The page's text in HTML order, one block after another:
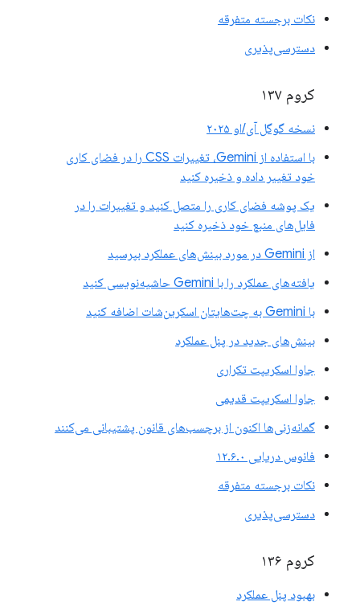
نکات برجسته متفرقه
دسترسی‌پذیری
کروم ۱۳۷
نسخه گوگل آی/او ۲۰۲۵
با استفاده از Gemini، تغییرات CSS را در فضای کاری
خود تغییر داده و ذخیره کنید
یک پوشه فضای کاری را متصل کنید و تغییرات را در
فایل‌های منبع خود ذخیره کنید
از Gemini در مورد بینش‌های عملکرد بپرسید
یافته‌های عملکرد را با Gemini حاشیه‌نویسی کنید
با Gemini به چت‌هایتان اسکرین‌شات اضافه کنید
بینش‌های جدید در پنل عملکرد
جاوا اسکریپت تکراری
جاوا اسکریپت قدیمی
گمانه‌زنی‌ها اکنون از برچسب‌های قانون پشتیبانی می‌کنند
فانوس دریایی ۱۲.۶.۰
نکات برجسته متفرقه
دسترسی‌پذیری
کروم ۱۳۶
بهبود پنل عملکرد